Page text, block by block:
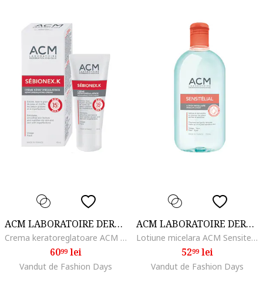
ACM LABORATOIRE DERMATOLOGIQUE
Crema keratoreglatoare ACM Sebionex K pentru pielea cu imperfectiuni, 40 ml
6099lei
Vandut de Fashion Days
ACM LABORATOIRE DERMATOLOGIQUE
Lotiune micelara ACM Sensitelial pentru piele sensibila, 250 ml
5299lei
Vandut de Fashion Days